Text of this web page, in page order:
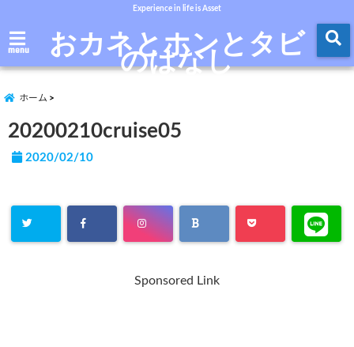
Experience in life is Asset
menu おカネとホンとタビ
のはなし
ホーム
20200210cruise05
2020/02/10
Sponsored Link